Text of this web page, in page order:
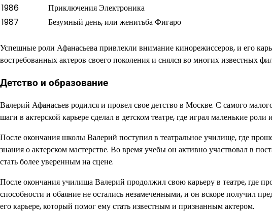
1986
Приключения Электроника
1987
Безумный день, или женитьба Фигаро
Успешные роли Афанасьева привлекли внимание кинорежиссеров, и его
востребованных актеров своего поколения и снялся во многих известных
Детство и образование
Валерий Афанасьев родился и провел свое детство в Москве. С самого
шаги в актерской карьере сделал в детском театре, где играл маленькие
После окончания школы Валерий поступил в театральное училище, где
знания о актерском мастерстве. Во время учебы он активно участвовал в
стать более уверенным на сцене.
После окончания училища Валерий продолжил свою карьеру в театре, где
способности и обаяние не остались незамеченными, и он вскоре получил
его карьере, который помог ему стать известным и признанным актером.